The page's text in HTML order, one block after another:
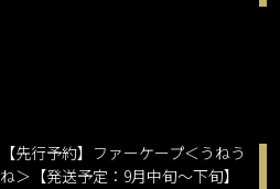
【先行予約】ファーケープ＜うねう
ね＞【発送予定：9月中旬～下旬】